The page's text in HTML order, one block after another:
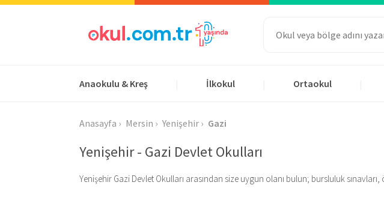
Anaokulu & Kreş İlkokul Ortaokul
Anasayfa Mersin Yenişehir Gazi
Yenişehir - Gazi Devlet Okulları
Yenişehir Gazi Devlet Okulları arasından size uygun olanı bulun; bursluluk